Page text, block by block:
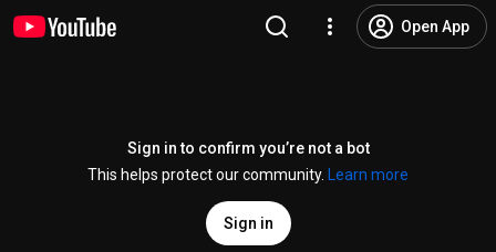
Open App
Sign in to confirm you’re not a bot
This helps protect our community.
Learn more
Sign in